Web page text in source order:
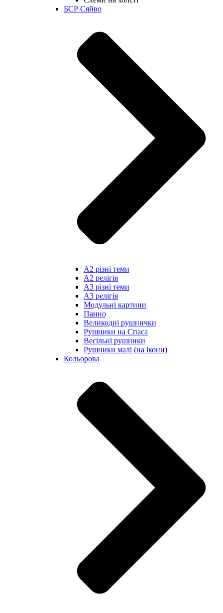
БСР Сяйво
А2 різні теми
А2 релігія
А3 різні теми
А3 релігія
Модульні картини
Панно
Великодні рушнички
Рушники на Спаса
Весільні рушники
Рушники малі (на ікони)
Кольорова